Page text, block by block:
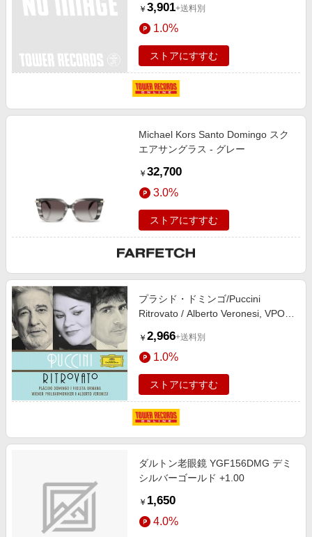
Chorus, Kiri Te Kanawa, Hermann
Prey, etc[4509992162]
￥ 3,901+送料別
1.0%
ストアにすすむ
Michael Kors Santo Domingo スク
エアサングラス - グレー
￥ 32,700
3.0%
ストアにすすむ
プラシド・ドミンゴ/Puccini
Ritrovato / Alberto Veronesi, VPO,
etc[4777455]
￥ 2,966+送料別
1.0%
ストアにすすむ
ダルトン老眼鏡 YGF156DMG デミ
シルバーゴールド +1.00
￥ 1,650
4.0%